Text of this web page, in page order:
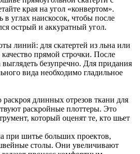
края на угол «конвертом».
углах наискосок, чтобы после
острый и аккуратный угол.
линий: для скатертей из льна или
прямой строчки. После
безупречно. Для придания
вида необходимо гладильное
длинных отрезов ткани для
раскройные плоттеры. Это
который оценят те, кто шьет
при шитье больших проектов,
столы. Они увеличивают